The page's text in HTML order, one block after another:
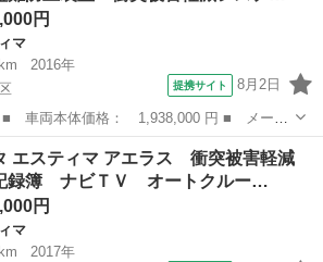
円
マ
2016年
提携サイト 8月2日
： エスティマ ■ グレード名： アエラ
防止装置 衝突被害軽減システム ＡＢ
スティマ
エスティマ アエラス 衝突被害軽減
録簿 ナビＴＶ オートクルー…
円
マ
2017年